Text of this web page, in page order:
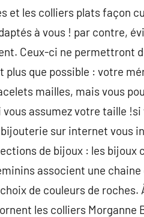
et les colliers plats façon
à vous ! par contre,
Ceux-ci ne permettront
que possible : votre
mailles, mais vous
assumez votre taille
sur internet vous
de bijoux : les bijoux
associent une
de couleurs de roches.
les colliers Morganne